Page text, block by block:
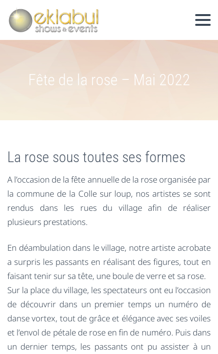
Fête de la rose – Mai 2022
La rose sous toutes ses formes
A l’occasion de la fête annuelle de la rose organisée par
la commune de la Colle sur loup, nos artistes se sont
rendus dans les rues du village afin de réaliser
plusieurs prestations.
En déambulation dans le village, notre artiste acrobate
a surpris les passants en réalisant des figures, tout en
faisant tenir sur sa tête, une boule de verre et sa rose.
Sur la place du village, les spectateurs ont eu l’occasion
de découvrir dans un premier temps un numéro de
danse vortex, tout de grâce et élégance avec ses voiles
et l’envol de pétale de rose en fin de numéro. Puis dans
un dernier temps, les passants ont pu assister à un